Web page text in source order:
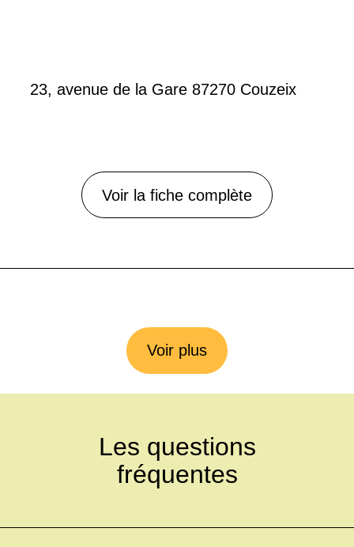
23, avenue de la Gare 87270 Couzeix
Voir la fiche complète
Voir plus
Les questions
fréquentes